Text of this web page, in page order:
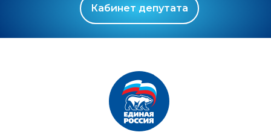
Кабинет депутата